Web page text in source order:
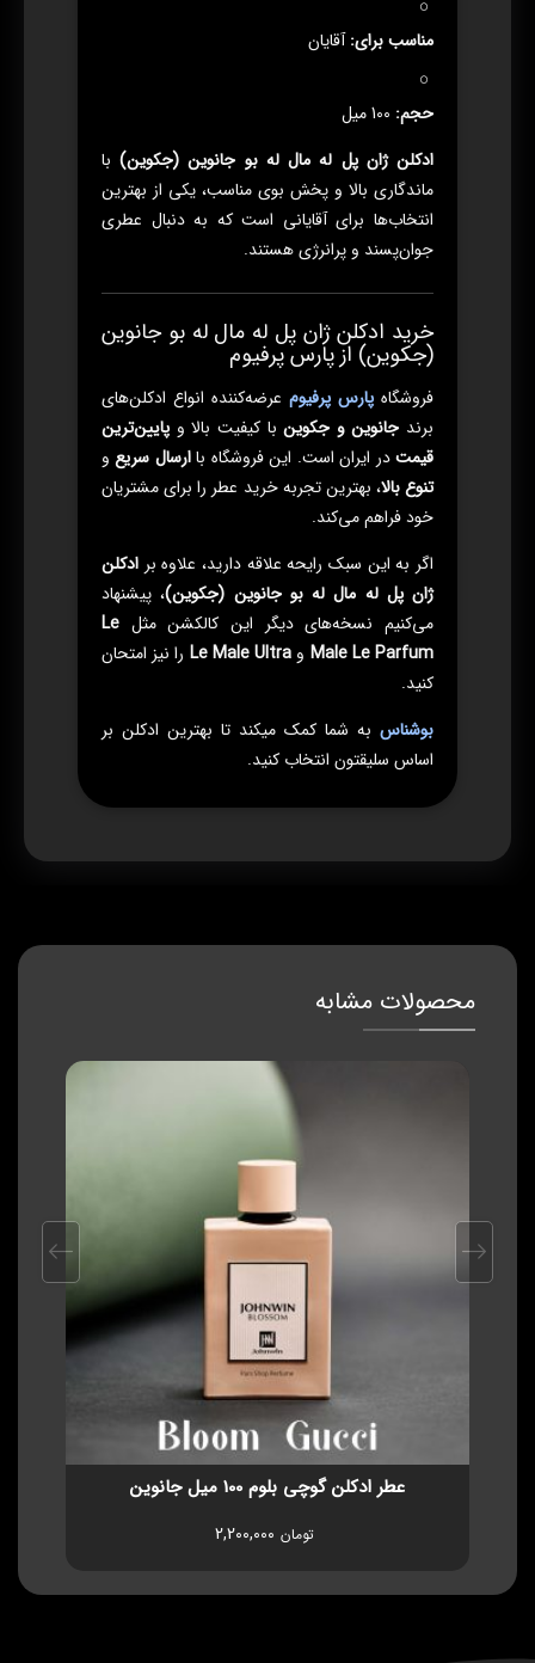
مناسب برای:آقایان
حجم:
ادکلن ژان پل له مال له بو جانوین (جکوین)با
ماندگاری بالا و پخش بوی مناسب، یکی از بهترین
انتخاب‌ها برای آقایانی است که به دنبال عطری
جوان‌پسند و پرانرژی هستند.
خرید ادکلن ژان پل له مال له بو جانوین
(جکوین) از پارس پرفیوم
فروشگاه پارس پرفیوم عرضه‌کننده انواع ادکلن‌های
برند جانوین و جکوینبا کیفیت بالا و پایین‌ترین
قیمتدر ایران است. این فروشگاه باارسال سریعو
تنوع بالا، بهترین تجربه خرید عطر را برای مشتریان
خود فراهم می‌کند.
اگر به این سبک رایحه علاقه دارید، علاوه بر ادکلن
ژان پل له مال له بو جانوین (جکوین)، پیشنهاد
می‌کنیم نسخه‌های دیگر این کالکشن مثل Le
Male Le Parfum و Le Male Ultra را نیز امتحان
کنید.
بوشناس به شما کمک میکند تا بهترین ادکلن بر
اساس سلیقتون انتخاب کنید.
محصولات مشابه
عطر ادکلن گوچی بلوم 100 میل جانوین
تومان 2,200,000